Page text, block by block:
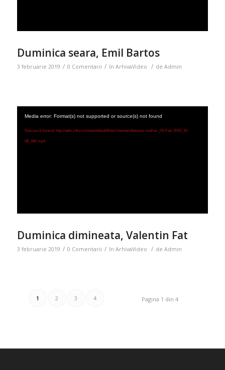
Duminica seara, Emil Bartos
3 februarie 2019 / 0 Comentarii / în ArhivaVideo / de Admin
Media error: Format(s) not supported or source(s) not found
Descarcă fișierul: http://adm.infoo.tv/sites/default/files/channels/betania-vod/rec_03-Feb-2019_10-
08_AM.mp4
Duminica dimineata, Valentin Fat
3 februarie 2019 / 0 Comentarii / în ArhivaVideo / de Admin
Pagina 1 din 4
1 2 3 4